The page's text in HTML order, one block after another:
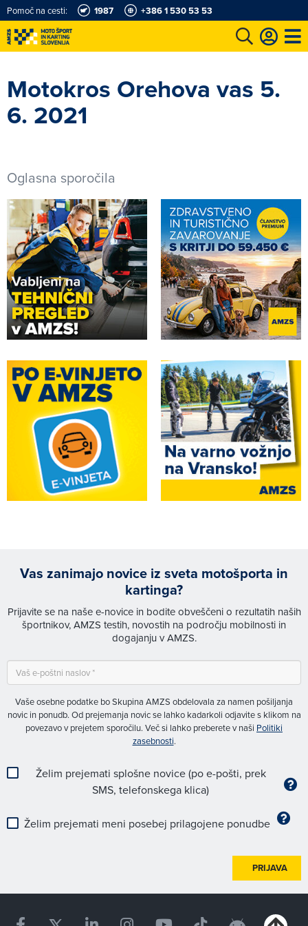
Pomoč na cesti: 1987 +386 1 530 53 53
Motokros Orehova vas 5.
6. 2021
Oglasna sporočila
Vas zanimajo novice iz sveta motošporta in
kartinga?
Prijavite se na naše e-novice in bodite obveščeni o rezultatih naših
športnikov, AMZS testih, novostih na področju mobilnosti in
dogajanju v AMZS.
Vaše osebne podatke bo Skupina AMZS obdelovala za namen pošiljanja
novic in ponudb. Od prejemanja novic se lahko kadarkoli odjavite s klikom na
povezavo v prejetem sporočilu. Več si lahko preberete v naši Politiki
zasebnosti.
Želim prejemati splošne novice (po e-pošti, prek
SMS, telefonskega klica)
Želim prejemati meni posebej prilagojene ponudbe
PRIJAVA